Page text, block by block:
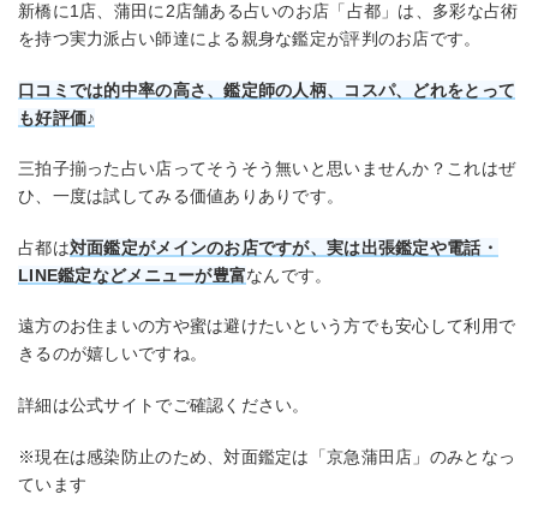
新橋に1店、蒲田に2店舗ある占いのお店「占都」は、多彩な占術
を持つ実力派占い師達による親身な鑑定が評判のお店です。
口コミでは的中率の高さ、鑑定師の人柄、コスパ、どれをとって
も好評価♪
三拍子揃った占い店ってそうそう無いと思いませんか？これはぜ
ひ、一度は試してみる価値ありありです。
占都は対面鑑定がメインのお店ですが、実は出張鑑定や電話・
LINE鑑定などメニューが豊富なんです。
遠方のお住まいの方や蜜は避けたいという方でも安心して利用で
きるのが嬉しいですね。
詳細は公式サイトでご確認ください。
※現在は感染防止のため、対面鑑定は「京急蒲田店」のみとなっ
ています